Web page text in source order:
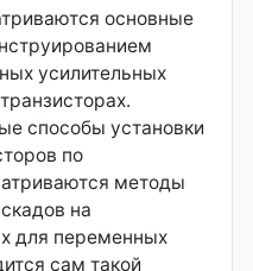
основные
усилительных
способы установки
по
методы
на
для переменных
сам такой